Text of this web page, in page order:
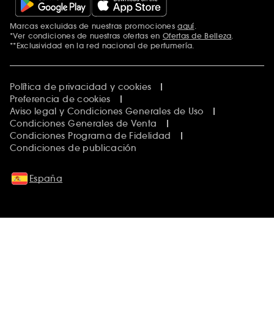
Marcas excluidas de nuestras promocionesaquí.
*Ver condiciones de nuestras ofertas en Ofertas de Belleza.
**Exclusividad en la red nacional de perfumería.
Política de privacidad y cookies
Preferencia de cookies
Aviso legal y Condiciones Generales de Uso
Condiciones Generales de Venta
Condiciones Programa de Fidelidad
Condiciones de publicación
España